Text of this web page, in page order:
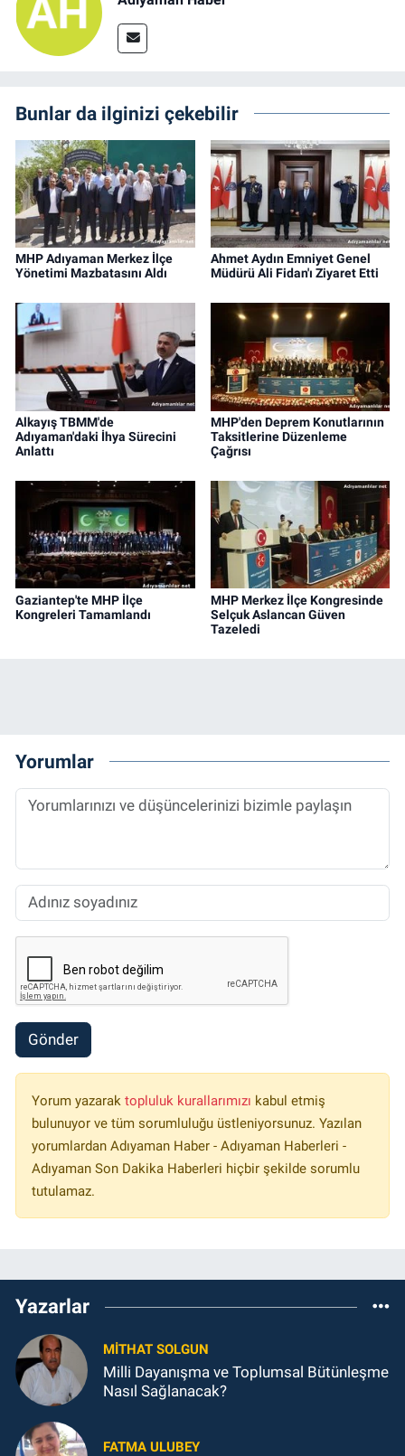
Bunlar da ilginizi çekebilir
MHP Adıyaman Merkez İlçe
Yönetimi Mazbatasını Aldı
Ahmet Aydın Emniyet Genel
Müdürü Ali Fidan'ı Ziyaret Etti
Alkayış TBMM'de
Adıyaman'daki İhya Sürecini
Anlattı
MHP'den Deprem Konutlarının
Taksitlerine Düzenleme
Çağrısı
Gaziantep'te MHP İlçe
Kongreleri Tamamlandı
MHP Merkez İlçe Kongresinde
Selçuk Aslancan Güven
Tazeledi
Yorumlar
Gönder
Yorum yazarak topluluk kurallarımızı kabul etmiş
bulunuyor ve tüm sorumluluğu üstleniyorsunuz. Yazılan
yorumlardan Adıyaman Haber - Adıyaman Haberleri -
Adıyaman Son Dakika Haberleri hiçbir şekilde sorumlu
tutulamaz.
Yazarlar
MITHAT SOLGUN
Milli Dayanışma ve Toplumsal Bütünleşme
Nasıl Sağlanacak?
FATMA ULUBEY